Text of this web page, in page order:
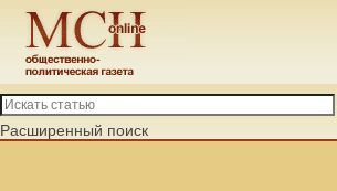
Расширенный поиск